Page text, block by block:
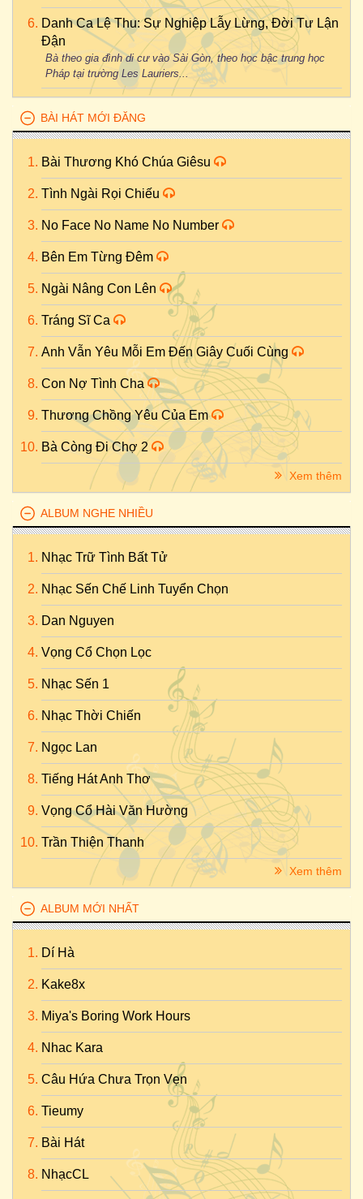
Danh Ca Lệ Thu: Sự Nghiệp Lẫy Lừng, Đời Tư Lận
Đận
Bà theo gia đình di cư vào Sài Gòn, theo học bậc trung học
Pháp tại trường Les Lauriers...
BÀI HÁT MỚI ĐĂNG
Bài Thương Khó Chúa Giêsu
Tình Ngài Rọi Chiếu
No Face No Name No Number
Bên Em Từng Đêm
Ngài Nâng Con Lên
Tráng Sĩ Ca
Anh Vẫn Yêu Mỗi Em Đến Giây Cuối Cùng
Con Nợ Tình Cha
Thương Chồng Yêu Của Em
Bà Còng Đi Chợ 2
Xem thêm
ALBUM NGHE NHIỀU
Nhạc Trữ Tình Bất Tử
Nhạc Sến Chế Linh Tuyển Chọn
Dan Nguyen
Vọng Cổ Chọn Lọc
Nhạc Sến 1
Nhạc Thời Chiến
Ngọc Lan
Tiếng Hát Anh Thơ
Vọng Cổ Hài Văn Hường
Trần Thiện Thanh
Xem thêm
ALBUM MỚI NHẤT
Dí Hà
Kake8x
Miya's Boring Work Hours
Nhac Kara
Câu Hứa Chưa Trọn Vẹn
Tieumy
Bài Hát
NhạcCL